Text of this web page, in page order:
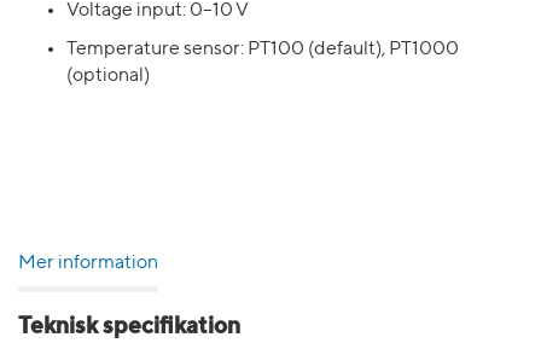
Voltage input: 0–10 V
Temperature sensor: PT100 (default), PT1000
(optional)
Mer information
Teknisk specifikation